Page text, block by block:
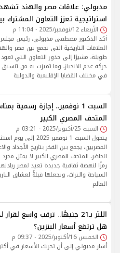
مدبولي: علاقات مصر والهند
استراتيجية تعزز التعاون المشترك
الأربعاء 12/نوفمبر/2025 - 11:04 م
أكد الدكتور مصطفى مدبولي، رئيس مجلس
العلاقات التاريخية التي تجمع بين مصر
طويلة، مشيرًا إلى جذور التعاون التي
حركة عدم الانحياز، وما تميزت به من
في مختلف القضايا الإقليمية والدولية
السبت 1 نوفمبر.. إجازة رسمية
المتحف المصري الكبير
السبت 25/أكتوبر/2025 - 03:21 م
يتحول السبت 1 نوفمبر
المصريين، يجمع بين الفخر بتاريخ الأجداد
الحاضر. المتحف المصري الكبير لا يمثل
رمزًا لنهضة ثقافية جديدة تعيد لمصر
السياحة والتراث، وتجعلها قبلةً لعشاق
العالم
اللتر بـ21 جنيهًا.. ترقب واسع
هل ترتفع أسعار البنزين؟
الخميس 16/أكتوبر/2025 - 09:37 م
أشار مدبولي إلى أن تحريك الأسعار في